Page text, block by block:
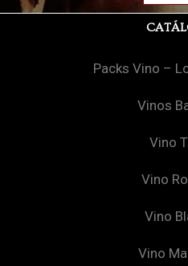
Packs Vino –
Vinos
Vino
Vino
Vino
Vino